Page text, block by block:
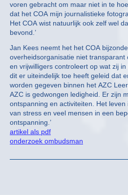
voren gebracht om maar niet in te
dat het COA mijn journalistieke
Het COA wist natuurlijk ook zelf wel
bevond.’
Jan Kees neemt het het COA
overheidsorganisatie niet
en vrijwilligers controleert op wat zij
dit er uiteindelijk toe heeft geleid dat
worden gegeven binnen het AZC
AZC is gedwongen ledigheid. Er zijn
ontspanning en activiteiten. Het
van stress en veel mensen in een
ontspanning.’
artikel als pdf
onderzoek ombudsman